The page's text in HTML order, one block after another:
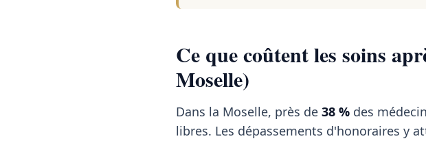
Ce que coûtent les soins
Moselle)
Dans la Moselle, près de 38 % des
libres. Les dépassements d'honoraires y